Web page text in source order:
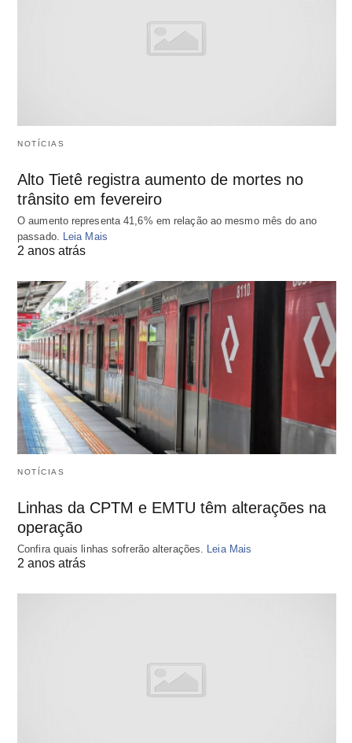
NOTÍCIAS
Alto Tietê registra aumento de mortes no
trânsito em fevereiro
O aumento representa 41,6% em relação ao mesmo mês do ano
passado.
Leia Mais
2 anos atrás
NOTÍCIAS
Linhas da CPTM e EMTU têm alterações na
operação
Confira quais linhas sofrerão alterações. Leia Mais
2 anos atrás